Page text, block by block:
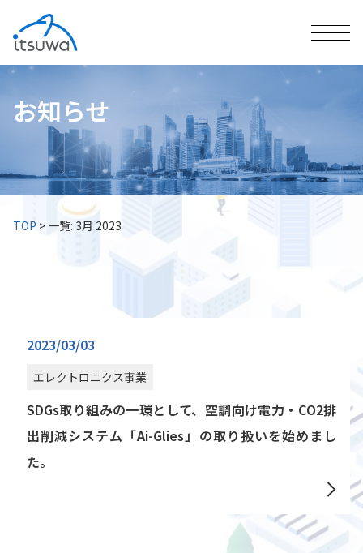
お知らせ
TOP > 一覧: 3月 2023
2023/03/03
エレクトロニクス事業
SDGs取り組みの一環として、空調向け電力・CO2排
出削減システム「Ai-Glies」の取り扱いを始めまし
た。